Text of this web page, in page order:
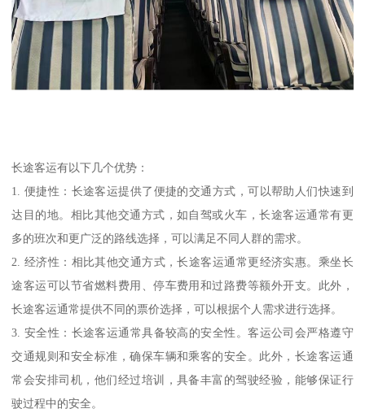
长途客运有以下几个优势：
1. 便捷性：长途客运提供了便捷的交通方式，可以帮助人们快速到
达目的地。相比其他交通方式，如自驾或火车，长途客运通常有更
多的班次和更广泛的路线选择，可以满足不同人群的需求。
2. 经济性：相比其他交通方式，长途客运通常更经济实惠。乘坐长
途客运可以节省燃料费用、停车费用和过路费等额外开支。此外，
长途客运通常提供不同的票价选择，可以根据个人需求进行选择。
3. 安全性：长途客运通常具备较高的安全性。客运公司会严格遵守
交通规则和安全标准，确保车辆和乘客的安全。此外，长途客运通
常会安排司机，他们经过培训，具备丰富的驾驶经验，能够保证行
驶过程中的安全。